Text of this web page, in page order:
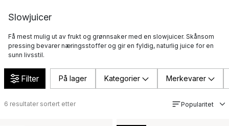
Slowjuicer
Få mest mulig ut av frukt og grønnsaker med en slowjuicer. Skånsom
pressing bevarer næringsstoffer og gir en fyldig, naturlig juice for en
sunn livsstil.
Filter På lager Kategorier Merkevarer
6 resultater sortert etter Popularitet